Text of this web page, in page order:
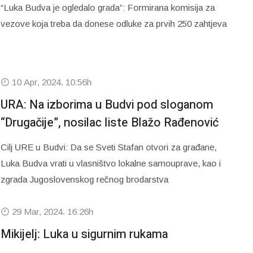
“Luka Budva je ogledalo grada”: Formirana komisija za
vezove koja treba da donese odluke za prvih 250 zahtjeva
10 Apr, 2024. 10:56h
URA: Na izborima u Budvi pod sloganom
“Drugačije”, nosilac liste Blažo Rađenović
Cilj URE u Budvi: Da se Sveti Stafan otvori za građane,
Luka Budva vrati u vlasništvo lokalne samouprave, kao i
zgrada Jugoslovenskog rečnog brodarstva
29 Mar, 2024. 16:26h
Mikijelj: Luka u sigurnim rukama